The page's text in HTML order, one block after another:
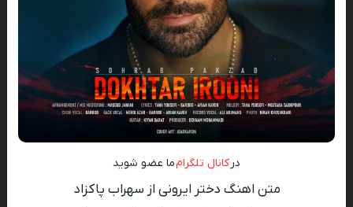
در کانال تلگرامما عضو شوید
متن اهنگ دختر ایرونی از سهراب پاکزاد